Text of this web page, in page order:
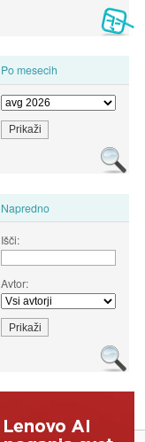
Po mesecih
Napredno
Išči:
Avtor: